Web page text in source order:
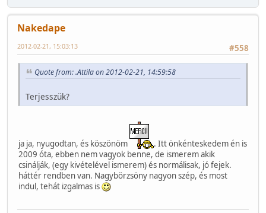
Nakedape
#558
2012-02-21, 15:03:13
Quote from: .Attila on 2012-02-21, 14:59:58
Terjesszük?
ja ja, nyugodtan, és köszönöm
. Itt önkénteskedem én is
2009 óta, ebben nem vagyok benne, de ismerem akik
csinálják, (egy kivételével ismerem) és normálisak, jó fejek.
háttér rendben van. Nagybörzsöny nagyon szép, és most
indul, tehát izgalmas is